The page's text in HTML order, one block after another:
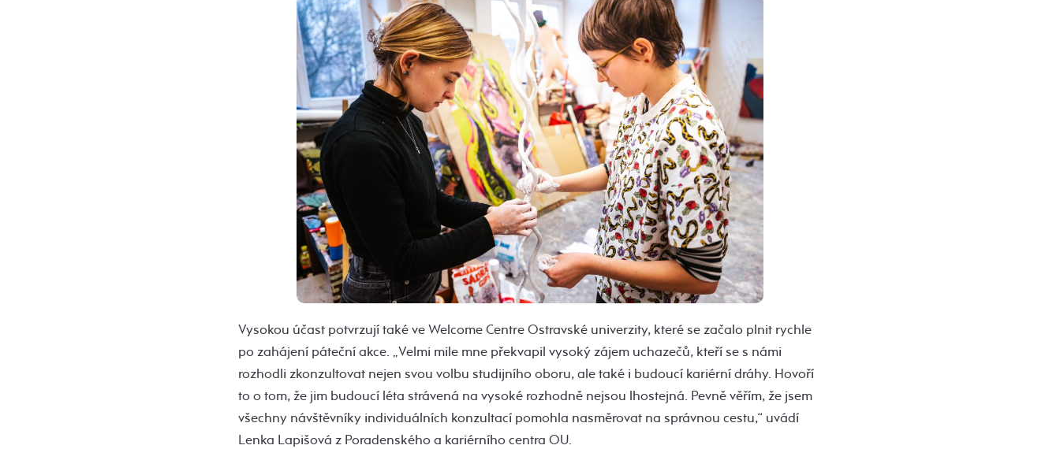
Vysokou účast potvrzují také ve Welcome Centre Ostravské univerzity, které se začalo plnit rychle
po zahájení páteční akce. „Velmi mile mne překvapil vysoký zájem uchazečů, kteří se s námi
rozhodli zkonzultovat nejen svou volbu studijního oboru, ale také i budoucí kariérní dráhy. Hovoří
to o tom, že jim budoucí léta strávená na vysoké rozhodně nejsou lhostejná. Pevně věřím, že jsem
všechny návštěvníky individuálních konzultací pomohla nasměrovat na správnou cestu,“ uvádí
Lenka Lapišová z Poradenského a kariérního centra OU.